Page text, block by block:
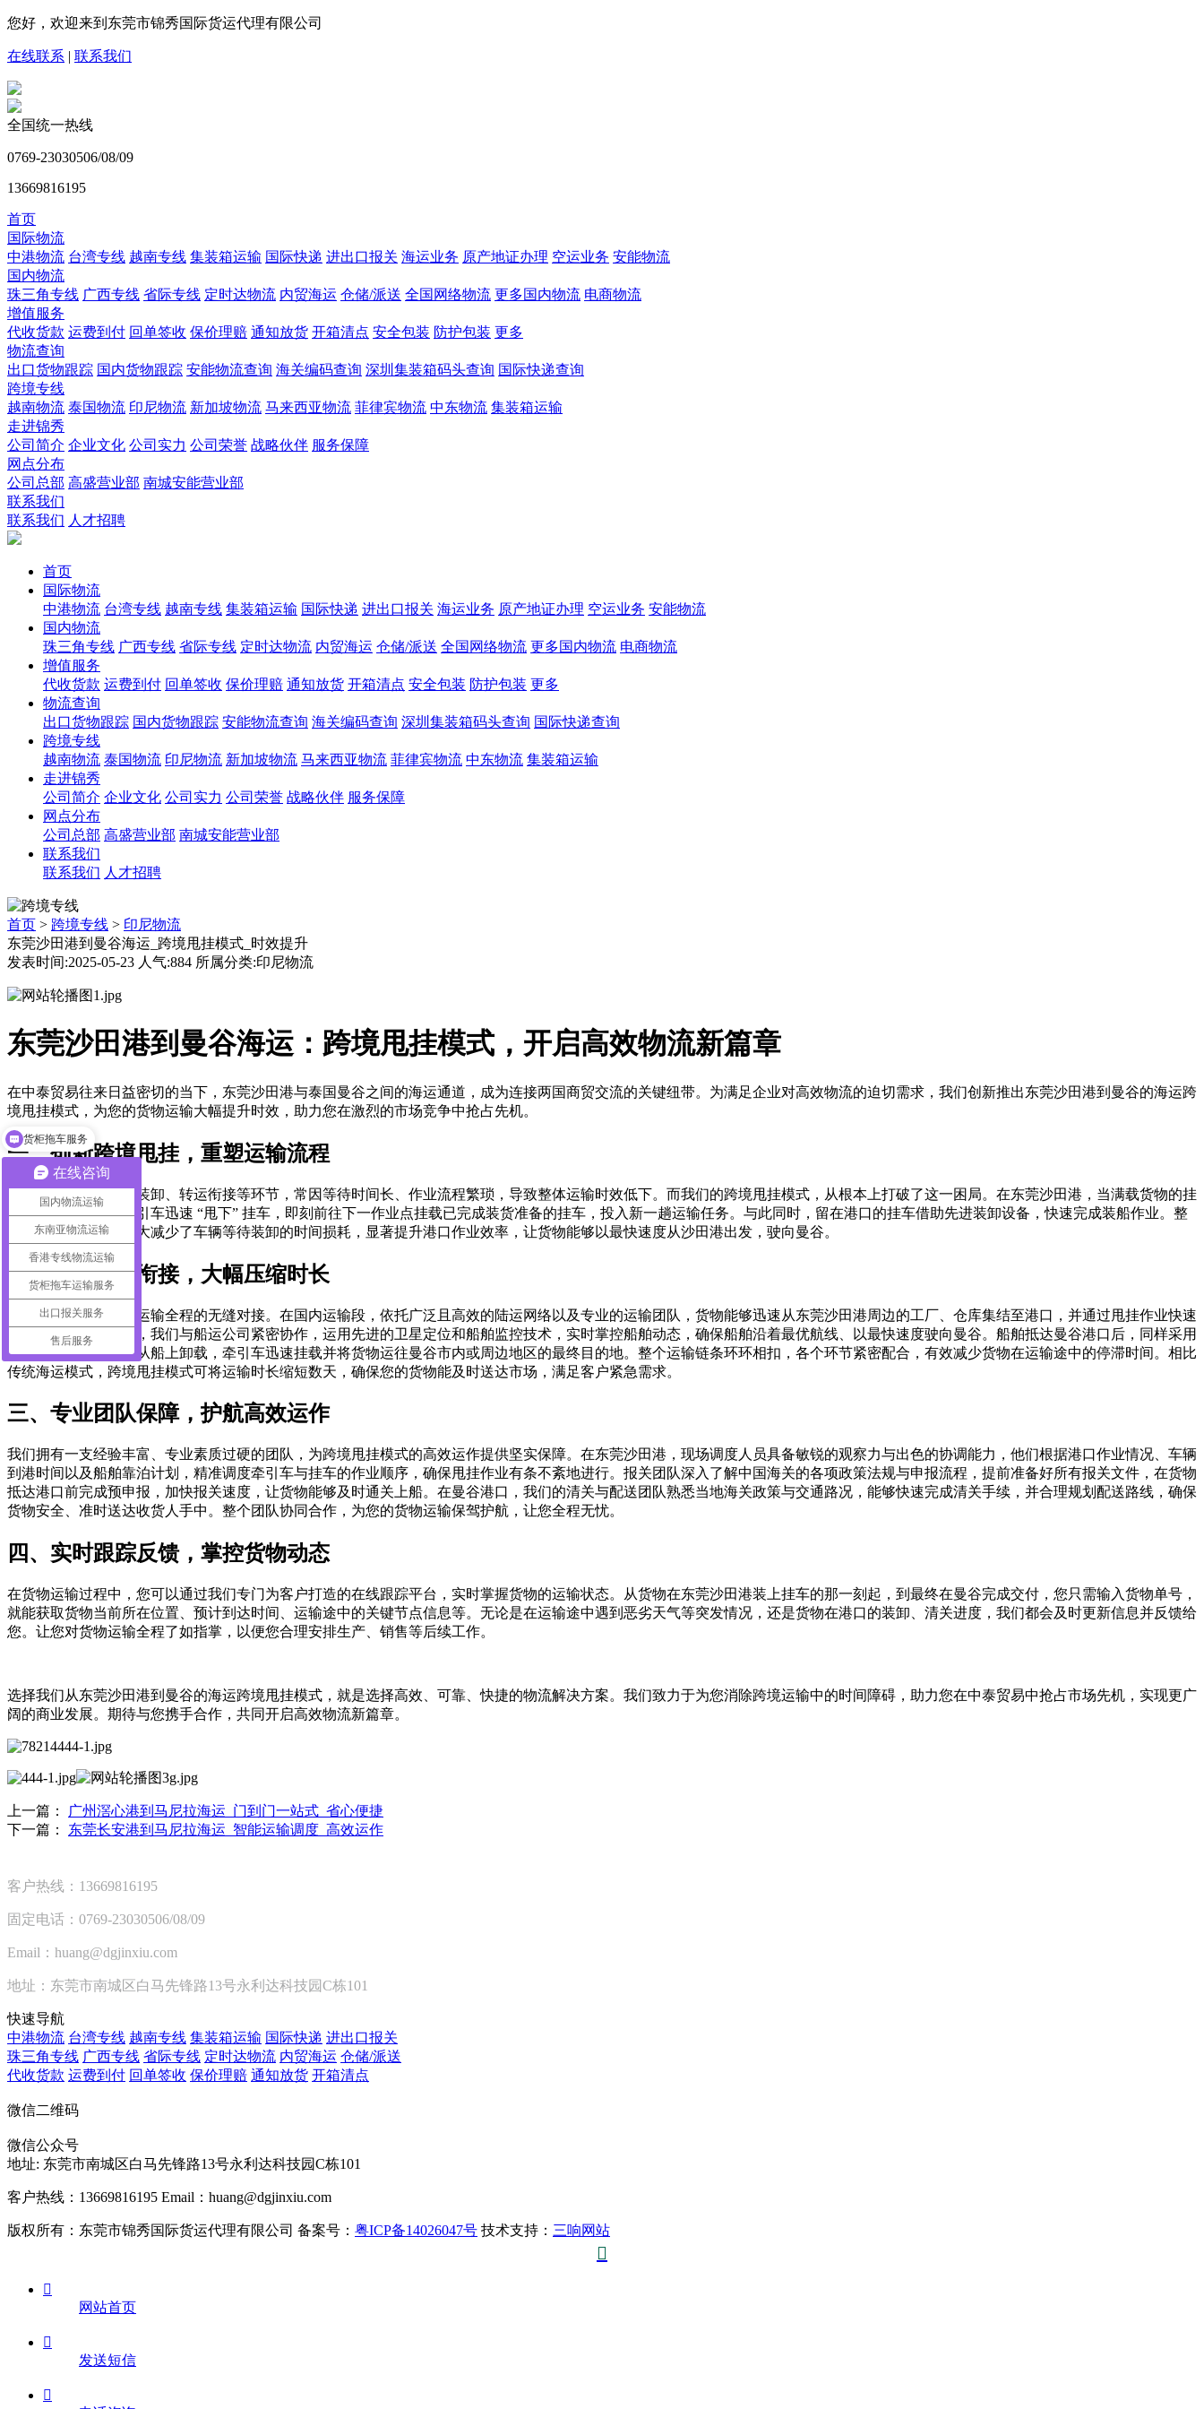
您好，欢迎来到东莞市锦秀国际货运代理有限公司
在线联系 | 联系我们
全国统一热线
0769-23030506/08/09
13669816195
首页
国际物流
中港物流 台湾专线 越南专线 集装箱运输 国际快递 进出口报关 海运业务 原产地证办理 空运业务 安能物流
国内物流
珠三角专线 广西专线 省际专线 定时达物流 内贸海运 仓储/派送 全国网络物流 更多国内物流 电商物流
增值服务
代收货款 运费到付 回单签收 保价理赔 通知放货 开箱清点 安全包装 防护包装 更多
物流查询
出口货物跟踪 国内货物跟踪 安能物流查询 海关编码查询 深圳集装箱码头查询 国际快递查询
跨境专线
越南物流 泰国物流 印尼物流 新加坡物流 马来西亚物流 菲律宾物流 中东物流 集装箱运输
走进锦秀
公司简介 企业文化 公司实力 公司荣誉 战略伙伴 服务保障
网点分布
公司总部 高盛营业部 南城安能营业部
联系我们
联系我们 人才招聘
首页
国际物流
中港物流 台湾专线 越南专线 集装箱运输 国际快递 进出口报关 海运业务 原产地证办理 空运业务 安能物流
国内物流
珠三角专线 广西专线 省际专线 定时达物流 内贸海运 仓储/派送 全国网络物流 更多国内物流 电商物流
增值服务
代收货款 运费到付 回单签收 保价理赔 通知放货 开箱清点 安全包装 防护包装 更多
物流查询
出口货物跟踪 国内货物跟踪 安能物流查询 海关编码查询 深圳集装箱码头查询 国际快递查询
跨境专线
越南物流 泰国物流 印尼物流 新加坡物流 马来西亚物流 菲律宾物流 中东物流 集装箱运输
走进锦秀
公司简介 企业文化 公司实力 公司荣誉 战略伙伴 服务保障
网点分布
公司总部 高盛营业部 南城安能营业部
联系我们
联系我们 人才招聘
首页 > 跨境专线 > 印尼物流
东莞沙田港到曼谷海运_跨境甩挂模式_时效提升
发表时间:2025-05-23 人气:884 所属分类:印尼物流
东莞沙田港到曼谷海运：跨境甩挂模式，开启高效物流新篇章
在中泰贸易往来日益密切的当下，东莞沙田港与泰国曼谷之间的海运通道，成为连接两国商贸交流的关键纽带。为满足企业对高效物流的迫切需求，我们创新推出东莞沙田港到曼谷的海运跨
境甩挂模式，为您的货物运输大幅提升时效，助力您在激烈的市场竞争中抢占先机。
一、创新跨境甩挂，重塑运输流程
传统海运模式在货物装卸、转运衔接等环节，常因等待时间长、作业流程繁琐，导致整体运输时效低下。而我们的跨境甩挂模式，从根本上打破了这一困局。在东莞沙田港，当满载货物的挂
车抵达指定区域，牵引车迅速 “甩下” 挂车，即刻前往下一作业点挂载已完成装货准备的挂车，投入新一趟运输任务。与此同时，留在港口的挂车借助先进装卸设备，快速完成装船作业。整
个过程紧密衔接，极大减少了车辆等待装卸的时间损耗，显著提升港口作业效率，让货物能够以最快速度从沙田港出发，驶向曼谷。
二、全程无缝衔接，大幅压缩时长
跨境甩挂模式实现了运输全程的无缝对接。在国内运输段，依托广泛且高效的陆运网络以及专业的运输团队，货物能够迅速从东莞沙田港周边的工厂、仓库集结至港口，并通过甩挂作业快速
装船。船舶航行期间，我们与船运公司紧密协作，运用先进的卫星定位和船舶监控技术，实时掌控船舶动态，确保船舶沿着最优航线、以最快速度驶向曼谷。船舶抵达曼谷港口后，同样采用
甩挂模式，挂车快速从船上卸载，牵引车迅速挂载并将货物运往曼谷市内或周边地区的最终目的地。整个运输链条环环相扣，各个环节紧密配合，有效减少货物在运输途中的停滞时间。相比
传统海运模式，跨境甩挂模式可将运输时长缩短数天，确保您的货物能及时送达市场，满足客户紧急需求。
三、专业团队保障，护航高效运作
我们拥有一支经验丰富、专业素质过硬的团队，为跨境甩挂模式的高效运作提供坚实保障。在东莞沙田港，现场调度人员具备敏锐的观察力与出色的协调能力，他们根据港口作业情况、车辆
到港时间以及船舶靠泊计划，精准调度牵引车与挂车的作业顺序，确保甩挂作业有条不紊地进行。报关团队深入了解中国海关的各项政策法规与申报流程，提前准备好所有报关文件，在货物
抵达港口前完成预申报，加快报关速度，让货物能够及时通关上船。在曼谷港口，我们的清关与配送团队熟悉当地海关政策与交通路况，能够快速完成清关手续，并合理规划配送路线，确保
货物安全、准时送达收货人手中。整个团队协同合作，为您的货物运输保驾护航，让您全程无忧。
四、实时跟踪反馈，掌控货物动态
在货物运输过程中，您可以通过我们专门为客户打造的在线跟踪平台，实时掌握货物的运输状态。从货物在东莞沙田港装上挂车的那一刻起，到最终在曼谷完成交付，您只需输入货物单号，
就能获取货物当前所在位置、预计到达时间、运输途中的关键节点信息等。无论是在运输途中遇到恶劣天气等突发情况，还是货物在港口的装卸、清关进度，我们都会及时更新信息并反馈给
您。让您对货物运输全程了如指掌，以便您合理安排生产、销售等后续工作。
选择我们从东莞沙田港到曼谷的海运跨境甩挂模式，就是选择高效、可靠、快捷的物流解决方案。我们致力于为您消除跨境运输中的时间障碍，助力您在中泰贸易中抢占市场先机，实现更广
阔的商业发展。期待与您携手合作，共同开启高效物流新篇章。
上一篇：
广州滘心港到马尼拉海运_门到门一站式_省心便捷
下一篇： 东莞长安港到马尼拉海运_智能运输调度_高效运作
客户热线：13669816195
固定电话：0769-23030506/08/09
Email：huang@dgjinxiu.com
地址：东莞市南城区白马先锋路13号永利达科技园C栋101
快速导航
中港物流 台湾专线 越南专线 集装箱运输 国际快递 进出口报关
珠三角专线 广西专线 省际专线 定时达物流 内贸海运 仓储/派送
代收货款 运费到付 回单签收 保价理赔 通知放货 开箱清点
微信二维码
微信公众号
地址: 东莞市南城区白马先锋路13号永利达科技园C栋101
客户热线：13669816195 Email：huang@dgjinxiu.com
版权所有：东莞市锦秀国际货运代理有限公司 备案号： 粤ICP备14026047号 技术支持： 三响网站


网站首页

发送短信

在线咨询
国内物流运输
东南亚物流运输
香港专线物流运输
货柜拖车运输服务
出口报关服务
售后服务
货柜拖车服务